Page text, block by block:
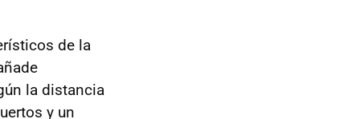
de la
la distancia
y un